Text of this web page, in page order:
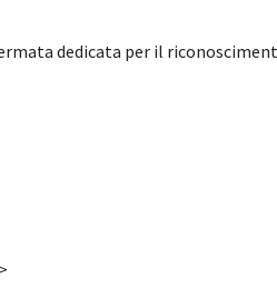
dedicata per il